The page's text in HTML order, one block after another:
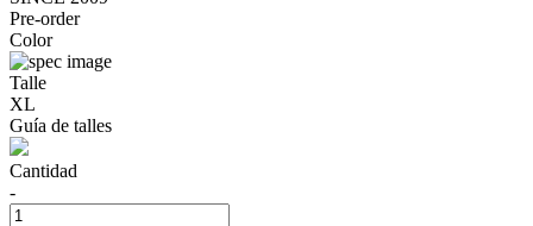
Pre-order
Color
Talle
XL
Guía de talles
Cantidad
-